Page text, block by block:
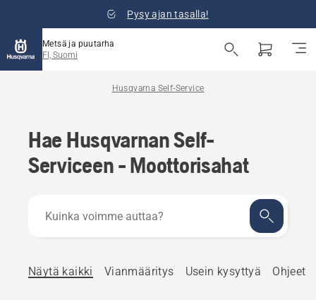
Pysy ajan tasalla!
Metsä ja puutarha
FI, Suomi
Husqvarna Self-Service
Hae Husqvarnan Self-
Serviceen - Moottorisahat
voimme
Näytä kaikki Vianmääritys Usein kysyttyä Ohjeet